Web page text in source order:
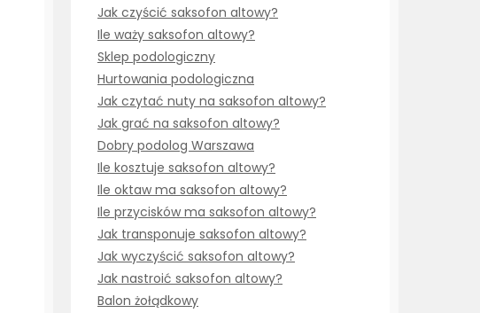
Jak czyścić saksofon altowy?
Ile waży saksofon altowy?
Sklep podologiczny
Hurtowania podologiczna
Jak czytać nuty na saksofon altowy?
Jak grać na saksofon altowy?
Dobry podolog Warszawa
Ile kosztuje saksofon altowy?
Ile oktaw ma saksofon altowy?
Ile przycisków ma saksofon altowy?
Jak transponuje saksofon altowy?
Jak wyczyścić saksofon altowy?
Jak nastroić saksofon altowy?
Balon żołądkowy